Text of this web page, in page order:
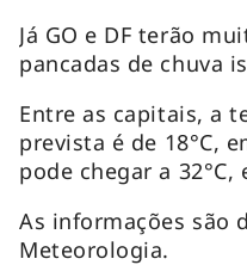
Já GO e DF terão
pancadas de chuva
Entre as capitais, a
prevista é de 18°C,
pode chegar a 32°C,
As informações são
Meteorologia.